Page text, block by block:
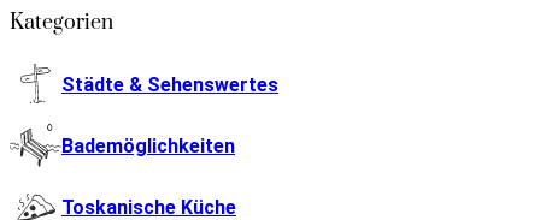
Kategorien
Städte & Sehenswertes
Bademöglichkeiten
Toskanische Küche